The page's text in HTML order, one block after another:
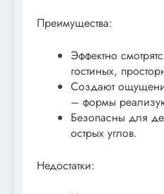
Преимущества:
Эффектно
гостиных,
Создают
– формы
Безопасны для
острых углов.
Недостатки: